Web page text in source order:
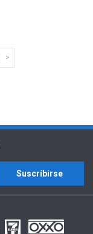
Suscríbirse